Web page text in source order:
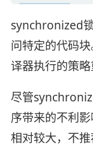
synchronized
问特定的代码
译器执行的策略
尽管
序带来的不利
相对较大，不推